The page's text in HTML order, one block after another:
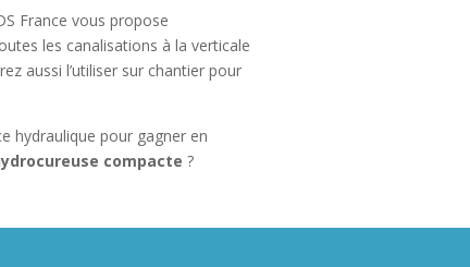
France vous propose
les canalisations à la verticale
aussi l’utiliser sur chantier pour
hydraulique pour gagner en
compacte ?